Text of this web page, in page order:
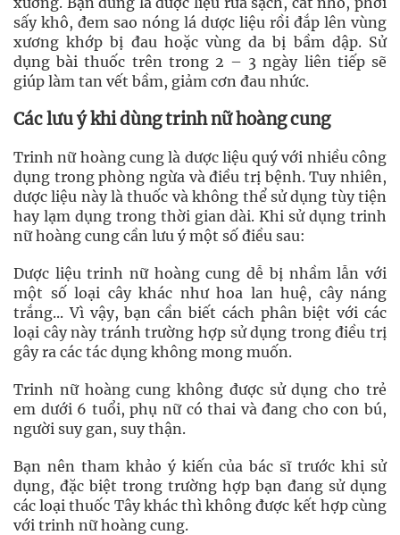
sấy khô, đem sao nóng lá dược liệu rồi đắp lên vùng
xương khớp bị đau hoặc vùng da bị bầm dập. Sử
dụng bài thuốc trên trong 2 – 3 ngày liên tiếp sẽ
giúp làm tan vết bầm, giảm cơn đau nhức.
Các lưu ý khi dùng trinh nữ hoàng cung
Trinh nữ hoàng cung là dược liệu quý với nhiều công
dụng trong phòng ngừa và điều trị bệnh. Tuy nhiên,
dược liệu này là thuốc và không thể sử dụng tùy tiện
hay lạm dụng trong thời gian dài. Khi sử dụng trinh
nữ hoàng cung cần lưu ý một số điều sau:
Dược liệu trinh nữ hoàng cung dễ bị nhầm lẫn với
một số loại cây khác như hoa lan huệ, cây náng
trắng... Vì vậy, bạn cần biết cách phân biệt với các
loại cây này tránh trường hợp sử dụng trong điều trị
gây ra các tác dụng không mong muốn.
Trinh nữ hoàng cung không được sử dụng cho trẻ
em dưới 6 tuổi, phụ nữ có thai và đang cho con bú,
người suy gan, suy thận.
Bạn nên tham khảo ý kiến của bác sĩ trước khi sử
dụng, đặc biệt trong trường hợp bạn đang sử dụng
các loại thuốc Tây khác thì không được kết hợp cùng
với trinh nữ hoàng cung.